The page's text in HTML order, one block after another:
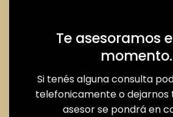
Te asesoramos
momento.
Si tenés alguna consulta
telefonicamente o dejarnos
asesor se pondrá en